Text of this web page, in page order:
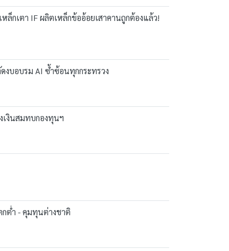
กเตา IF ผลิตเหล็กข้ออ้อยเสาคานถูกต้องแล้ว!
บอบรม AI ซ้ำซ้อนทุกกระทรวง
เงินสมทบกองทุนฯ
กต่ำ - คุมทุนต่างชาติ